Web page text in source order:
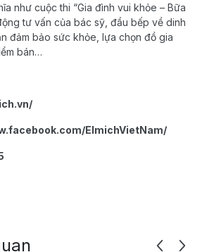
như cuộc thi “Gia đình vui khỏe – Bữa
tư vấn của bác sỹ, đầu bếp về dinh
đảm bảo sức khỏe, lựa chọn đồ gia
bán…
ElmichVietNam/